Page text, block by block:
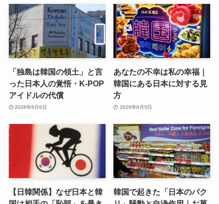
「独島は韓国の領土」と言
った日本人の覚悟・K-POP
アイドルの代償
2026年8月6日
あなたの不幸は私の幸福｜
韓国にある日本に対する見
方
2026年8月5日
【日韓関係】なぜ日本と韓
韓国で起きた「日本のパク